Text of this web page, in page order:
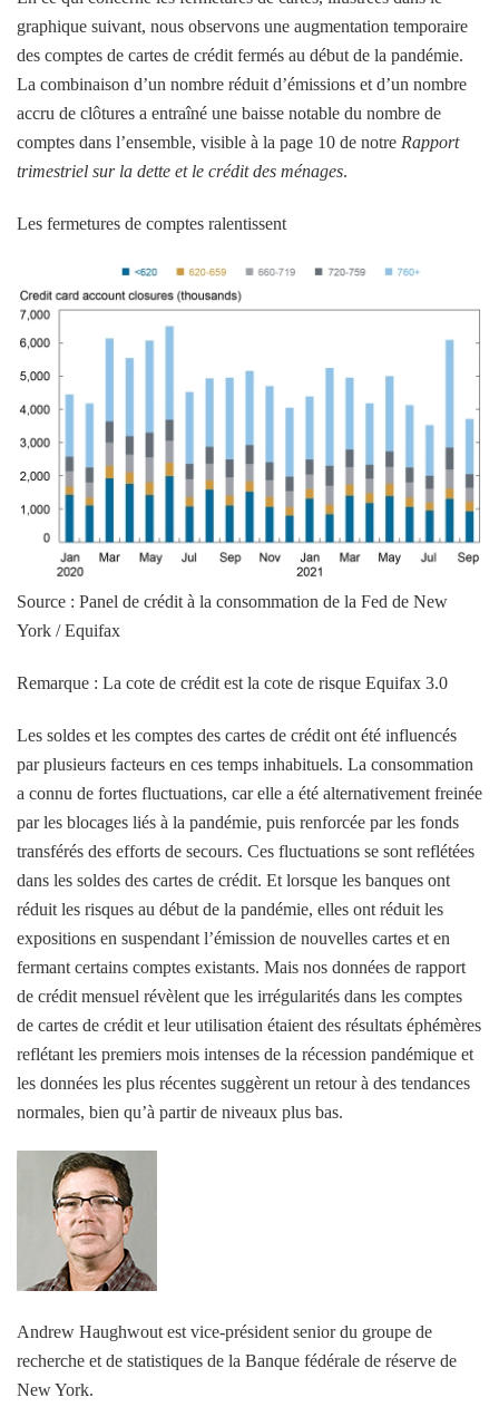
graphique suivant, nous observons une augmentation temporaire
des comptes de cartes de crédit fermés au début de la pandémie.
La combinaison d’un nombre réduit d’émissions et d’un nombre
accru de clôtures a entraîné une baisse notable du nombre de
comptes dans l’ensemble, visible à la page 10 de notre Rapport
trimestriel sur la dette et le crédit des ménages.
Les fermetures de comptes ralentissent
Source : Panel de crédit à la consommation de la Fed de New
York / Equifax
Remarque : La cote de crédit est la cote de risque Equifax 3.0
Les soldes et les comptes des cartes de crédit ont été influencés
par plusieurs facteurs en ces temps inhabituels. La consommation
a connu de fortes fluctuations, car elle a été alternativement freinée
par les blocages liés à la pandémie, puis renforcée par les fonds
transférés des efforts de secours. Ces fluctuations se sont reflétées
dans les soldes des cartes de crédit. Et lorsque les banques ont
réduit les risques au début de la pandémie, elles ont réduit les
expositions en suspendant l’émission de nouvelles cartes et en
fermant certains comptes existants. Mais nos données de rapport
de crédit mensuel révèlent que les irrégularités dans les comptes
de cartes de crédit et leur utilisation étaient des résultats éphémères
reflétant les premiers mois intenses de la récession pandémique et
les données les plus récentes suggèrent un retour à des tendances
normales, bien qu’à partir de niveaux plus bas.
Andrew Haughwout est vice-président senior du groupe de
recherche et de statistiques de la Banque fédérale de réserve de
New York.